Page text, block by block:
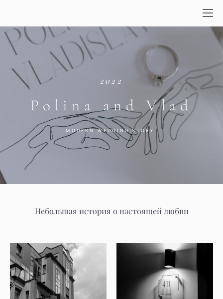
2022
Polina and Vlad
MODERN WEDDING STORY
Небольшая история о настоящей любви